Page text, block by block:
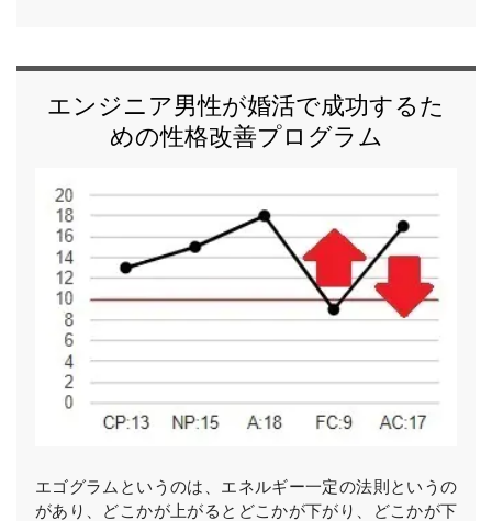
エンジニア男性が婚活で成功するた
めの性格改善プログラム
エゴグラムというのは、エネルギー一定の法則というの
があり、どこかが上がるとどこかが下がり、どこかが下